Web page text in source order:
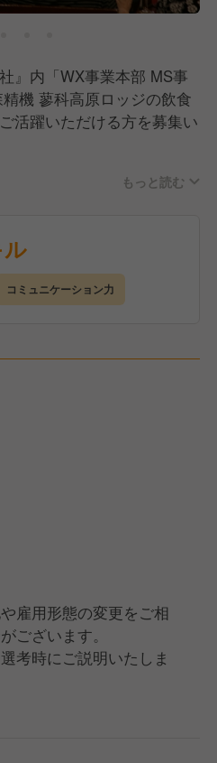
ミー」では、オンラインと
研修制度を用意していま
はもちろん、様々なジャン
資格取得支援制度も充実。
ログラムは多くの社員に活
多くの料理をマスターでき
り付け・調理からマーケテ
』内「WX事業本部 MS事
機 蓼科高原ロッジの飲食
活躍いただける方を募集い
までの調理業務全般。
ら、安定した経営基盤の当
もっと読む
コミュニケーション力
雇用形態の変更をご相
ございます。
考時にご説明いたしま